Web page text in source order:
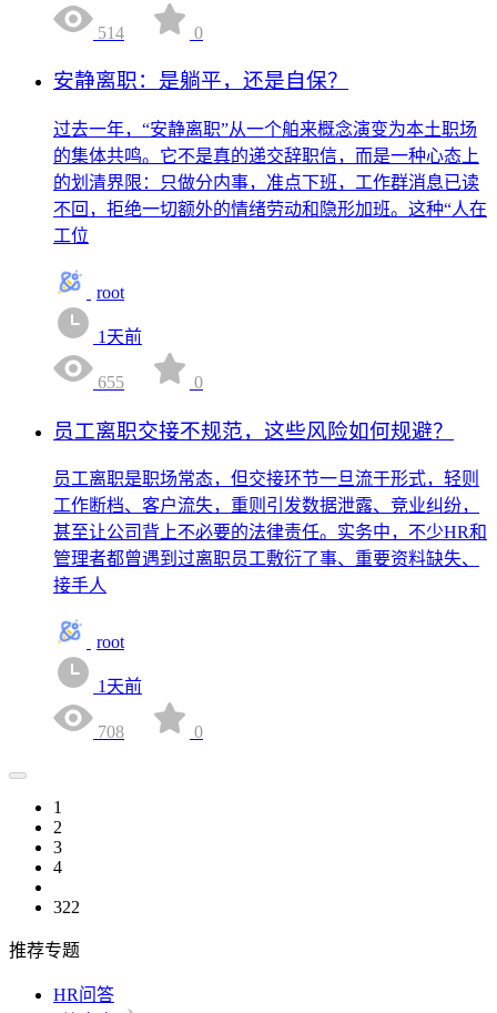
514 0
安静离职：是躺平，还是自保？
过去一年，“安静离职”从一个舶来概念演变为本土职场
的集体共鸣。它不是真的递交辞职信，而是一种心态上
的划清界限：只做分内事，准点下班，工作群消息已读
不回，拒绝一切额外的情绪劳动和隐形加班。这种“人在
工位
root
1天前
655 0
员工离职交接不规范，这些风险如何规避？
员工离职是职场常态，但交接环节一旦流于形式，轻则
工作断档、客户流失，重则引发数据泄露、竞业纠纷，
甚至让公司背上不必要的法律责任。实务中，不少HR和
管理者都曾遇到过离职员工敷衍了事、重要资料缺失、
接手人
root
1天前
708 0
1
2
3
4
322
推荐专题
HR问答